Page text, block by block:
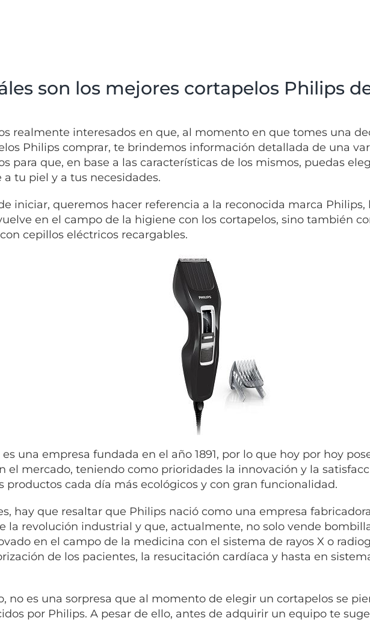
son los mejores cortapelos Philips
realmente interesados en que, al momento en que tomes una
Philips comprar, te brindemos información detallada de una
para que, en base a las características de los mismos, puedas
a tu piel y a tus necesidades.
iniciar, queremos hacer referencia a la reconocida marca Philips,
en el campo de la higiene con los cortapelos, sino también
cepillos eléctricos recargables.
una empresa fundada en el año 1891, por lo que hoy por hoy
el mercado, teniendo como prioridades la innovación y la
productos cada día más ecológicos y con gran funcionalidad.
hay que resaltar que Philips nació como una empresa
la revolución industrial y que, actualmente, no solo vende
en el campo de la medicina con el sistema de rayos X o
de los pacientes, la resucitación cardíaca y hasta en
no es una sorpresa que al momento de elegir un cortapelos se
por Philips. A pesar de ello, antes de adquirir un equipo te